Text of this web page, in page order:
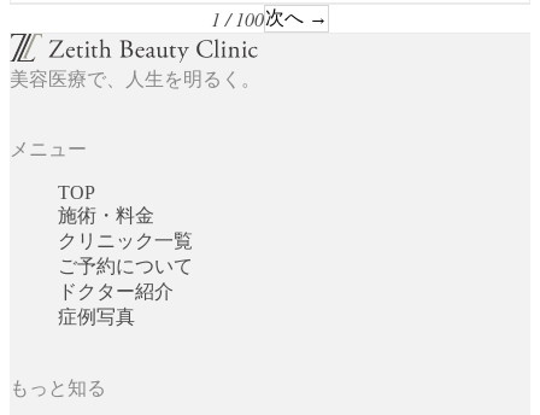
1 / 100次へ →
美容医療で、人生を明るく。
メニュー
TOP
施術・料金
クリニック一覧
ご予約について
ドクター紹介
症例写真
もっと知る